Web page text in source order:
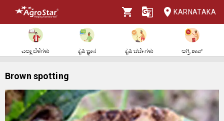
KARNATAKA
ಎಲ್ಲಾ ಬೆಳೆಗಳು ಕೃಷಿ ಜ್ಞಾನ ಕೃಷಿ ಚರ್ಚೆಗಳು ಅಗ್ರಿ ಶಾಪ್
Brown spotting